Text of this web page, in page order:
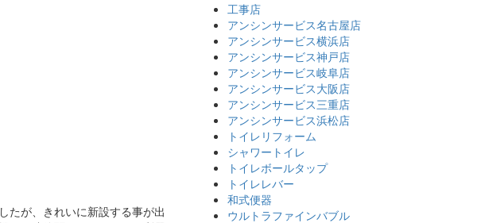
たが、きれいに新設する事が出
工事店
アンシンサービス名古屋店
アンシンサービス横浜店
アンシンサービス神戸店
アンシンサービス岐阜店
アンシンサービス大阪店
アンシンサービス三重店
アンシンサービス浜松店
トイレリフォーム
シャワートイレ
トイレボールタップ
トイレレバー
和式便器
ウルトラファインバブル